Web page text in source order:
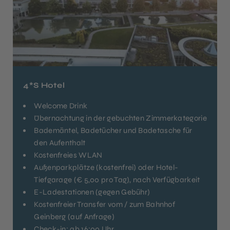
4*S Hotel
Welcome Drink
Übernachtung in der gebuchten Zimmerkategorie
Bademäntel, Badetücher und Badetasche für
den Aufenthalt
Kostenfreies WLAN
Außenparkplätze (kostenfrei) oder Hotel-
Tiefgarage (€ 5,00 pro Tag), nach Verfügbarkeit
E-Ladestationen (gegen Gebühr)
Kostenfreier Transfer vom / zum Bahnhof
Geinberg (auf Anfrage)